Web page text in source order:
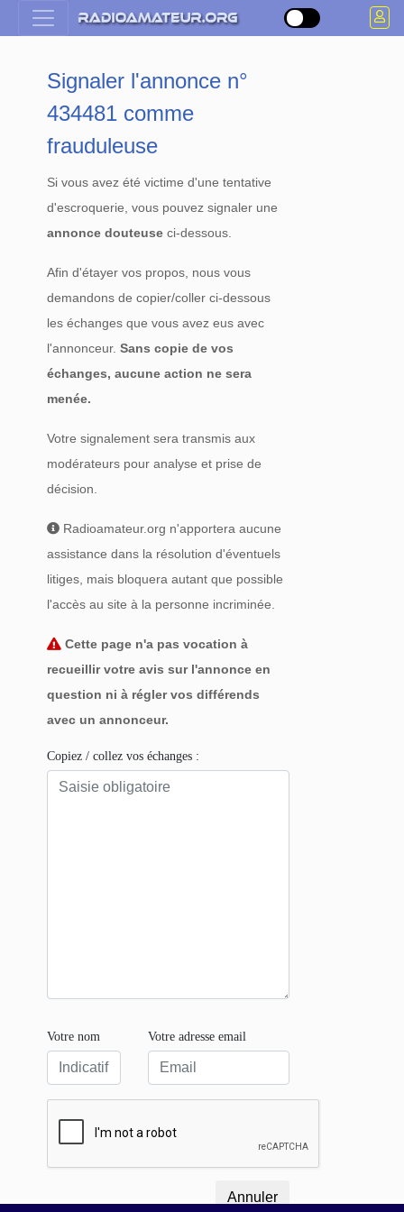
Signaler l'annonce n°
434481 comme
frauduleuse
Si vous avez été victime d'une tentative
d'escroquerie, vous pouvez signaler une
annonce douteuse ci-dessous.
Afin d'étayer vos propos, nous vous
demandons de copier/coller ci-dessous
les échanges que vous avez eus avec
l'annonceur.Sans copie de vos
échanges, aucune action ne sera
menée.
Votre signalement sera transmis aux
modérateurs pour analyse et prise de
décision.
Radioamateur.org n'apportera aucune
assistance dans la résolution d'éventuels
litiges, mais bloquera autant que possible
l'accès au site à la personne incriminée.
Cette page n'a pas vocation à
recueillir votre avis sur l'annonce en
question ni à régler vos différends
avec un annonceur.
Copiez / collez vos échanges :
Votre nom Votre adresse email